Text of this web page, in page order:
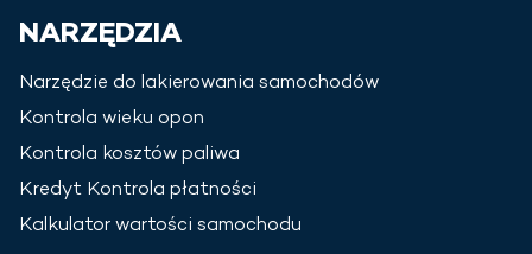
NARZĘDZIA
Narzędzie do lakierowania samochodów
Kontrola wieku opon
Kontrola kosztów paliwa
Kredyt Kontrola płatności
Kalkulator wartości samochodu